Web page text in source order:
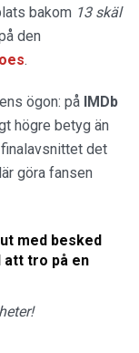
bakom 13 skäl
den
.
ögon: på IMDb
högre betyg än
det
göra fansen
med besked
att tro på en